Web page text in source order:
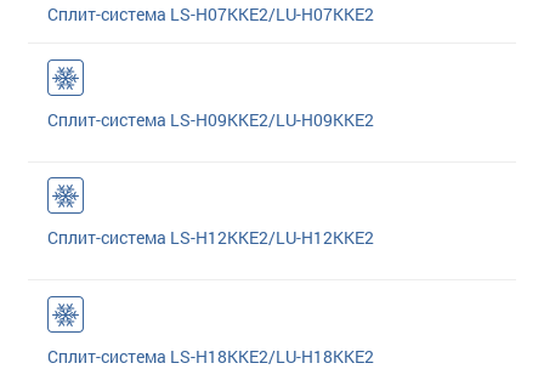
Сплит-система LS-H07KKE2/LU-H07KKE2
Сплит-система LS-H09KKE2/LU-H09KKE2
Сплит-система LS-H12KKE2/LU-H12KKE2
Сплит-система LS-H18KKE2/LU-H18KKE2